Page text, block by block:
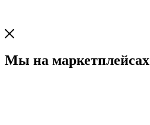
Мы на маркетплейсах